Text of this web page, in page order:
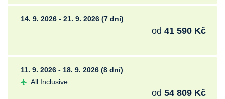
14. 9. 2026 - 21. 9. 2026 (7 dní)
od 41 590 Kč
11. 9. 2026 - 18. 9. 2026 (8 dní)
All Inclusive
od 54 809 Kč